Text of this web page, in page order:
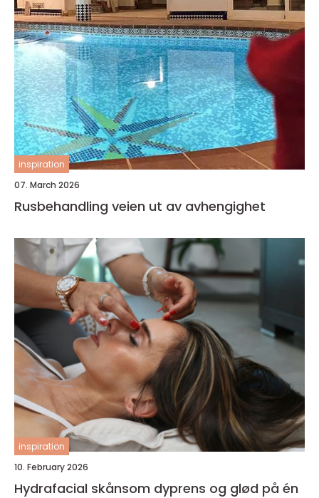
inspiration
07. March 2026
Rusbehandling veien ut av avhengighet
inspiration
10. February 2026
Hydrafacial skånsom dyprens og glød på én